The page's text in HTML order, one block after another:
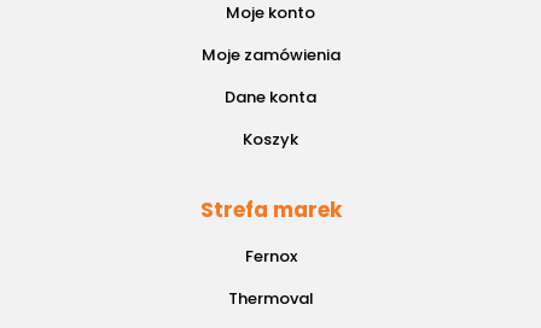
Moje konto
Moje zamówienia
Dane konta
Koszyk
Strefa marek
Fernox
Thermoval